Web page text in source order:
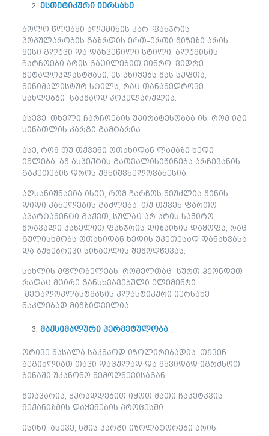
ესთეტიკური იერსახე
ბოლო წლებში ალუმინის კარ-ფანჯრის
პოპულარობის გაზრდის ერთ-ერთი მიზეზი არის
მისი გლუვი და დახვეწილი სტილი. ალუმინის
ჩარჩოები არის გაცილებით ვიწრო, ვიდრე
მეტალოპლასტმასი. ეს ანიჭებს მას სუფთა,
მინიმალისტურ სტილს, რაც თანამედროვე
სახლებში საკმაოდ პოპულარულია.
ასევე, თხელი ჩარჩოების უპირატესობაა ის, რომ იგი
სინათლის კარგი გამტარია.
ასე, რომ თუ თქვენი ოთახიდან ლამაზი ხედი
იშლება, ამ ასპექტის გათვალისიწინება არჩევანის
გაკეთების დროს უმნიშვნელოვანესია.
აღსანიშნავია ისიც, რომ ჩარჩოს შეუძლია მინის
დიდი პანელების გაძლება. თუ თქვენ ფართო
აპარტამენტი გაქვთ, სულაც არ არის საჭირო
მრავალი პანელით ფანჯრის დიზაინის დაყოფა, რაც
გულისხმობს ოთახიდან ხედის უკეთესად დანახვასა
და ბუნებრივი სინათლის შემოღწევას.
სახლის მფლობელებს, რომელთაც სურთ ჰქონდეთ
რაღაც მცირე განსხვავებული ელემენტი
მეტალოპლასტმასის პლასტიკური იერსახე
ნაკლებად მიმზიდველია.
მაქსიმალური ჰერმეტულობა
ორივე მასალა საკმაოდ იზოლირებადია. თქვენ
შეგიძლიათ თავი დაცულად და მშვიდად იგრძნოთ
ბინაში უკანონო შემოღწევისაგან.
მთავარია, ყურადღებით იყოთ მათი ჩაკეტკვის
მექანიზმის დაყენების პროცესში.
ისინი, ასევე, ხმის კარგი იზოლატორები არის.